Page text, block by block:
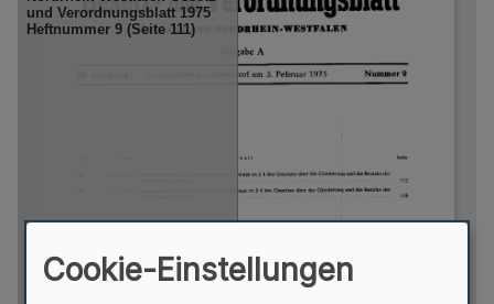
Cookie-Einstellungen